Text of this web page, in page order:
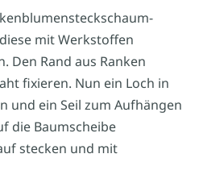
mit Werkstoffen
Den Rand aus Ranken
fixieren. Nun ein Loch in
und ein Seil zum Aufhängen
die Baumscheibe
stecken und mit